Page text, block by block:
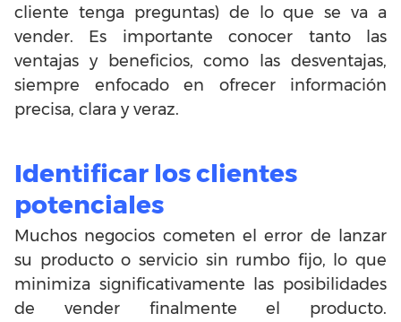
cliente tenga preguntas) de lo que se va a
vender. Es importante conocer tanto las
ventajas y beneficios, como las desventajas,
siempre enfocado en ofrecer información
precisa, clara y veraz.
Identificar los clientes
potenciales
Muchos negocios cometen el error de lanzar
su producto o servicio sin rumbo fijo, lo que
minimiza significativamente las posibilidades
de vender finalmente el producto.